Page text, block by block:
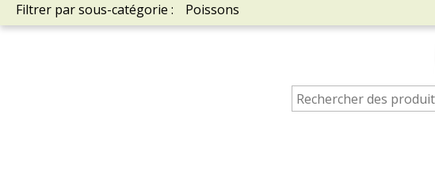
Filtrer par sous-catégorie : Poissons